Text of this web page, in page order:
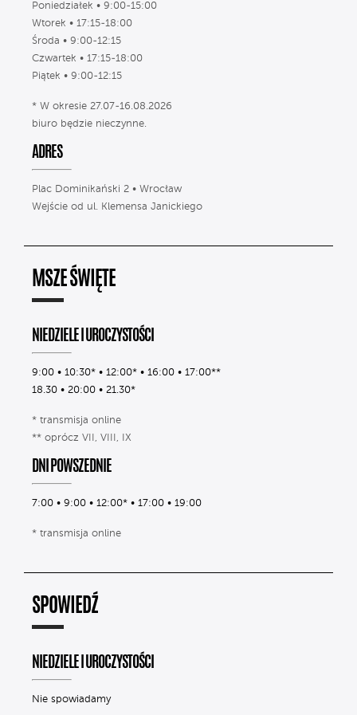
Poniedziałek • 9:00-15:00
Wtorek • 17:15-18:00
Środa • 9:00-12:15
Czwartek • 17:15-18:00
Piątek • 9:00-12:15
* W okresie 27.07-16.08.2026
biuro będzie nieczynne.
ADRES
Plac Dominikański 2 • Wrocław
Wejście od ul. Klemensa Janickiego
MSZE ŚWIĘTE
NIEDZIELE I UROCZYSTOŚCI
9:00 • 10:30* • 12:00* • 16:00 • 17:00**
18.30 • 20:00 • 21.30*
* transmisja online
** oprócz VII, VIII, IX
DNI POWSZEDNIE
7:00 • 9:00 • 12:00* • 17:00 • 19:00
* transmisja online
SPOWIEDŹ
NIEDZIELE I UROCZYSTOŚCI
Nie spowiadamy